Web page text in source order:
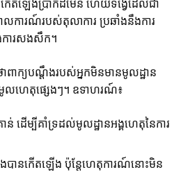
តឡើងប្រាកដមែន ហើយទង្វើដែលជា
ការណ៍របស់តុលាការ ប្រឆាំងនឹងការ
ការសងសឹក។
ពាក្យបណ្ដឹងរបស់អ្នកមិនមានមូលដ្ឋាន
លហេតុផ្សេងៗ។ ឧទាហរណ៍៖
ន់ ដើម្បីគាំទ្រដល់មូលដ្ឋានអង្គហេតុនៃការ
ានកើតឡើង ប៉ុន្តែហេតុការណ៍នោះមិន